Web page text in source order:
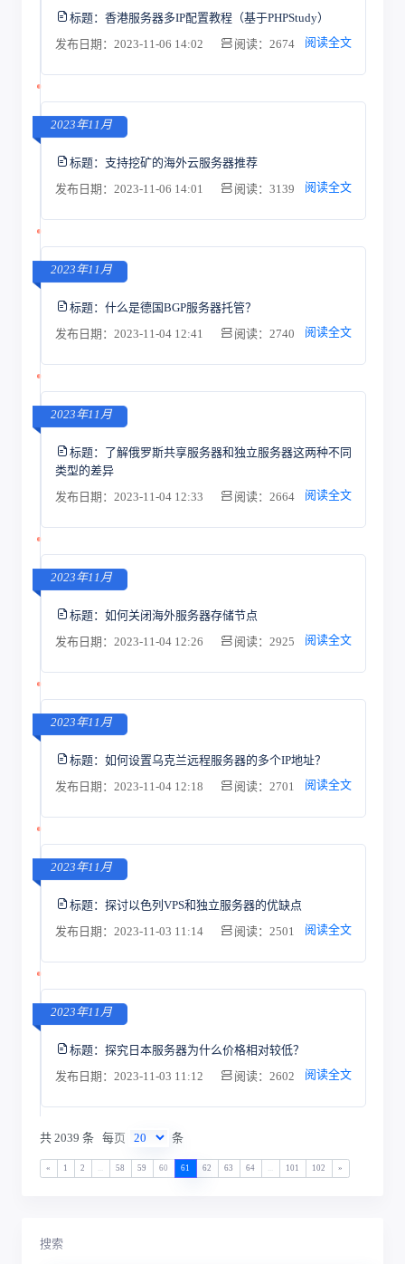
标题： 香港服务器多IP配置教程（基于PHPStudy）
发布日期：2023-11-06 14:02
阅读：2674 阅读全文
2023年11月
标题： 支持挖矿的海外云服务器推荐
发布日期：2023-11-06 14:01
阅读：3139 阅读全文
2023年11月
标题： 什么是德国BGP服务器托管？
发布日期：2023-11-04 12:41
阅读：2740 阅读全文
2023年11月
标题： 了解俄罗斯共享服务器和独立服务器这两种不同
类型的差异
发布日期：2023-11-04 12:33
阅读：2664 阅读全文
2023年11月
标题： 如何关闭海外服务器存储节点
发布日期：2023-11-04 12:26
阅读：2925 阅读全文
2023年11月
标题： 如何设置乌克兰远程服务器的多个IP地址？
发布日期：2023-11-04 12:18
阅读：2701 阅读全文
2023年11月
标题： 探讨以色列VPS和独立服务器的优缺点
发布日期：2023-11-03 11:14
阅读：2501 阅读全文
2023年11月
标题： 探究日本服务器为什么价格相对较低？
发布日期：2023-11-03 11:12
阅读：2602 阅读全文
共 2039 条 每页 条
« 1 2 58 59 60 61 62 63 64 101 102 »
搜索